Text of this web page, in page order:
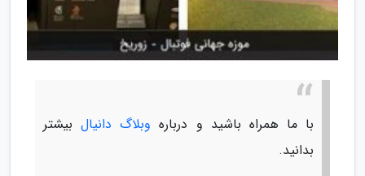
با ما همراه باشید و درباره وبلاگ دانیالبیشتر
بدانید.